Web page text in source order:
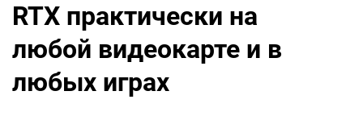
RTX практически на
любой видеокарте и в
любых играх